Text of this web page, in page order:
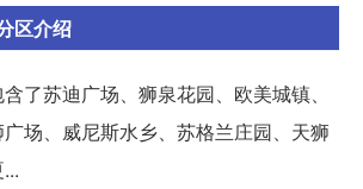
区介绍
了苏迪广场、狮泉花园、欧美城镇、
场、威尼斯水乡、苏格兰庄园、天狮